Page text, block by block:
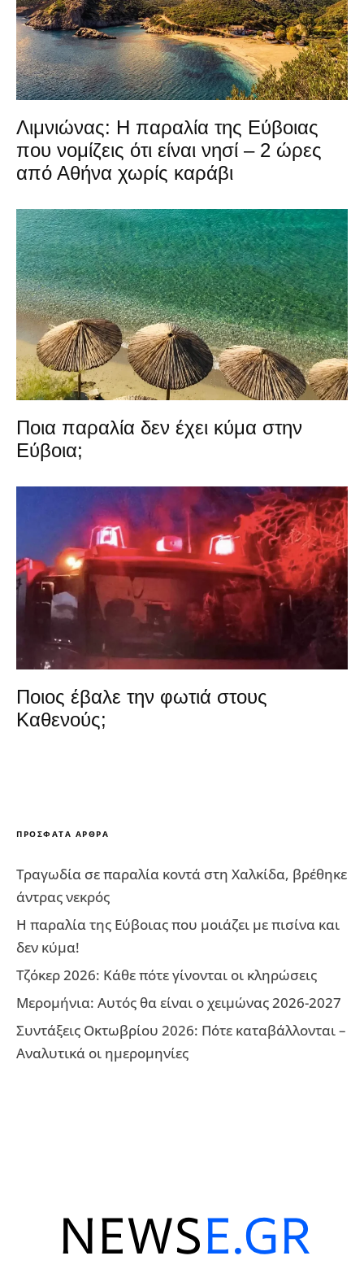
Λιμνιώνας: Η παραλία της Εύβοιας
που νομίζεις ότι είναι νησί – 2 ώρες
από Αθήνα χωρίς καράβι
Ποια παραλία δεν έχει κύμα στην
Εύβοια;
Ποιος έβαλε την φωτιά στους
Καθενούς;
ΠΡΌΣΦΑΤΑ ΆΡΘΡΑ
Τραγωδία σε παραλία κοντά στη Χαλκίδα, βρέθηκε
άντρας νεκρός
Η παραλία της Εύβοιας που μοιάζει με πισίνα και
δεν κύμα!
Τζόκερ 2026: Κάθε πότε γίνονται οι κληρώσεις
Μερομήνια: Αυτός θα είναι ο χειμώνας 2026-2027
Συντάξεις Οκτωβρίου 2026: Πότε καταβάλλονται –
Αναλυτικά οι ημερομηνίες